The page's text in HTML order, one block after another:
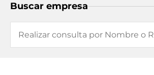
Buscar empresa